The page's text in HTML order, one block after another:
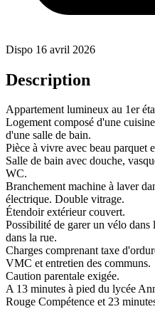
Dispo 16 avril 2026
Description
Appartement lumineux au 1er
Logement composé d'une
d'une salle de bain.
Pièce à vivre avec beau parquet
Salle de bain avec douche,
WC.
Branchement machine à laver
électrique. Double vitrage.
Étendoir extérieur couvert.
Possibilité de garer un vélo
dans la rue.
Charges comprenant taxe
VMC et entretien des communs.
Caution parentale exigée.
A 13 minutes à pied du lycée
Rouge Compétence et 23